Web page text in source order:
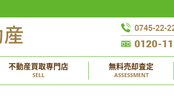
不動産買取専門店
SELL
無料売却査定
ASSESSMENT